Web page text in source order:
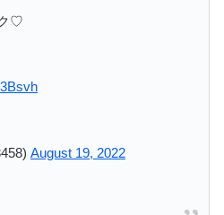
♡
August 19, 2022